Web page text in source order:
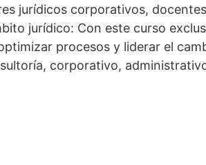
jurídicos corporativos,
jurídico: Con este curso
procesos y liderar el
corporativo,